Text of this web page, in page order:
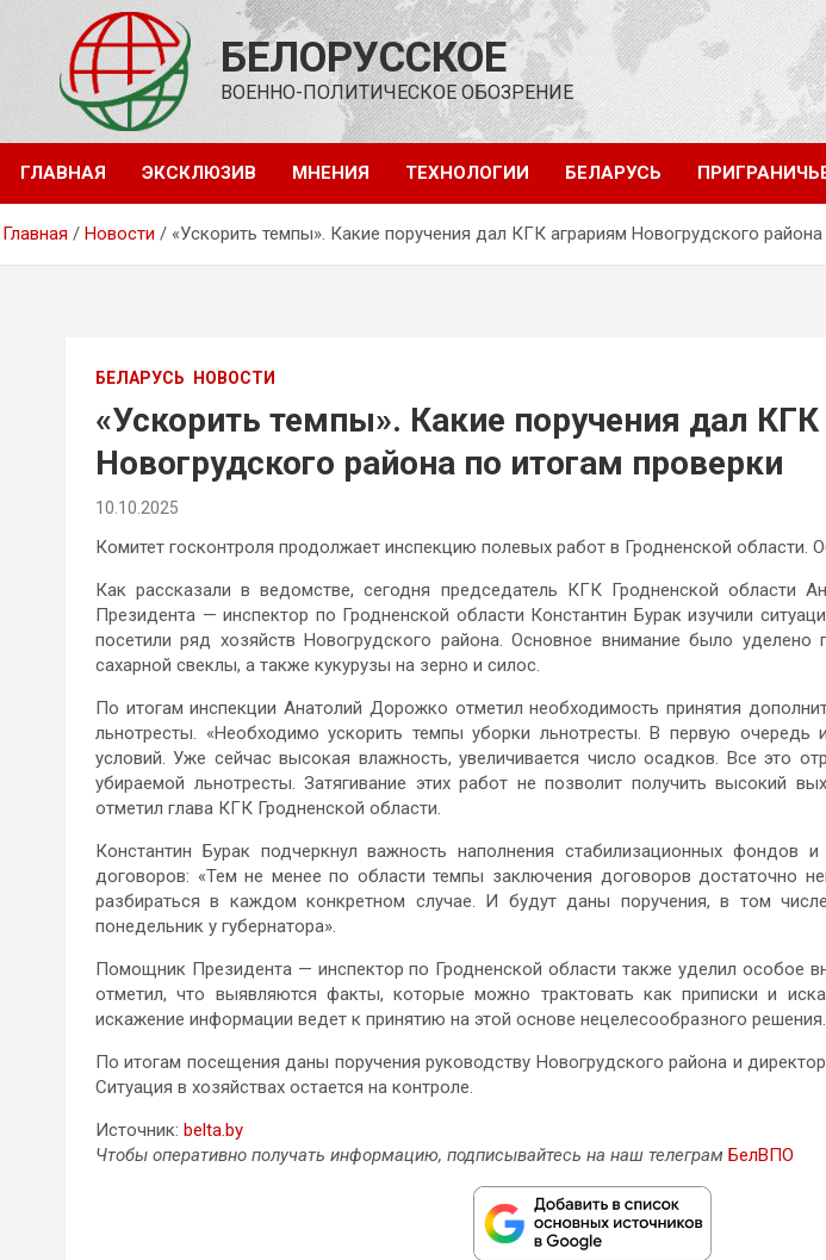
содержимому
БЕЛОРУССКОЕ
ВОЕННО-ПОЛИТИЧЕСКОЕ ОБОЗРЕНИЕ
ГЛАВНАЯ ЭКСКЛЮЗИВ МНЕНИЯ ТЕХНОЛОГИИ БЕЛАРУСЬ
Главная Новости «Ускорить темпы». Какие поручения дал КГК аграриям Новогрудского
БЕЛАРУСЬ НОВОСТИ
«Ускорить темпы». Какие поручения дал
Новогрудского района по итогам проверки
10.10.2025
Комитет госконтроля продолжает инспекцию полевых работ в Гродненской
Как рассказали в ведомстве, сегодня председатель КГК Гродненской области
Президента — инспектор по Гродненской области Константин Бурак изучили
посетили ряд хозяйств Новогрудского района. Основное внимание было уделено
сахарной свеклы, а также кукурузы на зерно и силос.
По итогам инспекции Анатолий Дорожко отметил необходимость принятия
льнотресты. «Необходимо ускорить темпы уборки льнотресты. В первую очередь
условий. Уже сейчас высокая влажность, увеличивается число осадков. Все это
убираемой льнотресты. Затягивание этих работ не позволит получить высокий
отметил глава КГК Гродненской области.
Константин Бурак подчеркнул важность наполнения стабилизационных фондов
договоров: «Тем не менее по области темпы заключения договоров достаточно
разбираться в каждом конкретном случае. И будут даны поручения, в том
понедельник у губернатора».
Помощник Президента — инспектор по Гродненской области также уделил особое
отметил, что выявляются факты, которые можно трактовать как приписки и
искажение информации ведет к принятию на этой основе нецелесообразного решения.
По итогам посещения даны поручения руководству Новогрудского района и
Ситуация в хозяйствах остается на контроле.
Источник: belta.by
Чтобы оперативно получать информацию, подписывайтесь на наш телеграм БелВПО